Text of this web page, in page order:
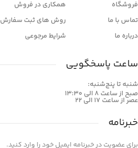
فروشگاه
تماس با ما
درباره ما
همکاری در فروش
روش های ثبت سفارش
شرایط مرجوعی
ساعت پاسخگویی
شنبه تا پنج‌شنبه:
صبح از ساعت 8 الی 13:30
عصر از ساعت 17 الی 22
خبرنامه
برای عضویت در خبرنامه ایمیل خود را وارد کنید.